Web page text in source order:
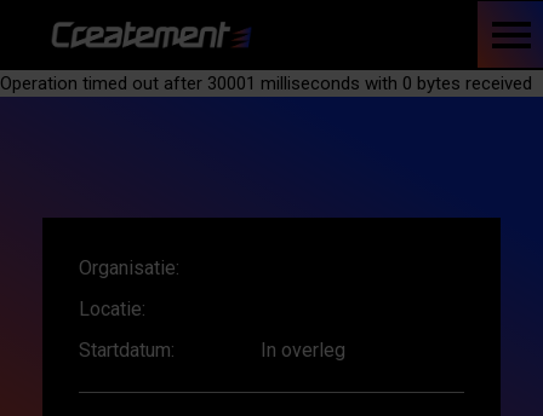
Operation timed out after 30001 milliseconds with 0 bytes received
Organisatie:
Locatie:
Startdatum:
In overleg